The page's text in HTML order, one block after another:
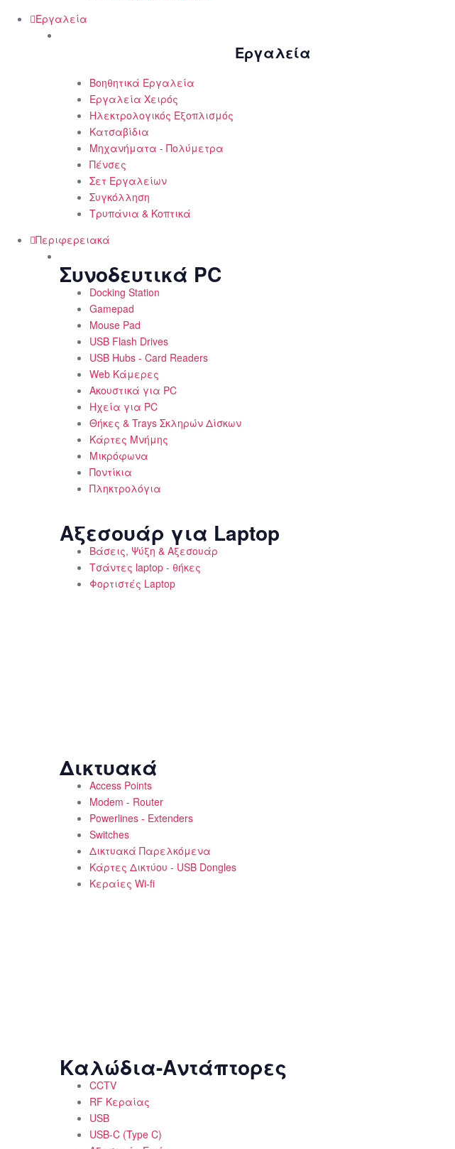
Εργαλεία
Εργαλεία
Βοηθητικά Εργαλεία
Εργαλεία Χειρός
Ηλεκτρολογικός Εξοπλισμός
Κατσαβίδια
Μηχανήματα - Πολύμετρα
Πένσες
Σετ Εργαλείων
Συγκόλληση
Τρυπάνια & Κοπτικά
Περιφερειακά
Συνοδευτικά PC
Docking Station
Gamepad
Mouse Pad
USB Flash Drives
USB Hubs - Card Readers
Web Κάμερες
Ακουστικά για PC
Ηχεία για PC
Θήκες & Trays Σκληρών Δίσκων
Κάρτες Μνήμης
Μικρόφωνα
Ποντίκια
Πληκτρολόγια
Αξεσουάρ για Laptop
Βάσεις, Ψύξη & Αξεσουάρ
Τσάντες laptop - θήκες
Φορτιστές Laptop
Δικτυακά
Access Points
Modem - Router
Powerlines - Extenders
Switches
Δικτυακά Παρελκόμενα
Κάρτες Δικτύου - USB Dongles
Κεραίες Wi-fi
Καλώδια-Αντάπτορες
CCTV
RF Κεραίας
USB
USB-C (Type C)